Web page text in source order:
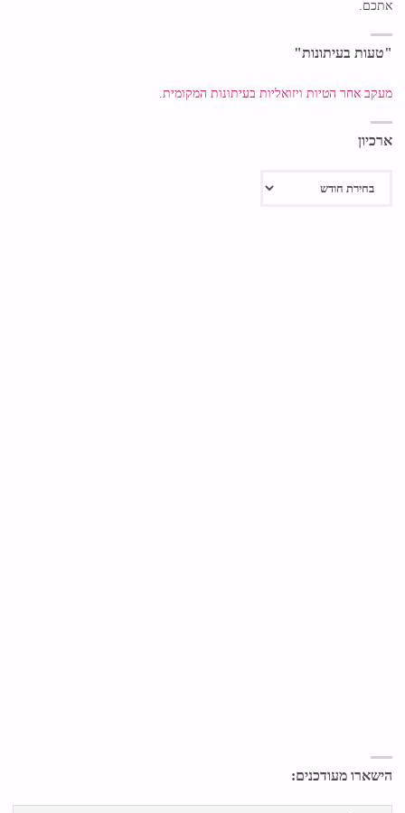
אתכם.
"טעות בעיתונות"
מעקב אחר הטיות ויזואליות בעיתונות המקומית.
ארכיון
הישארו מעודכנים: